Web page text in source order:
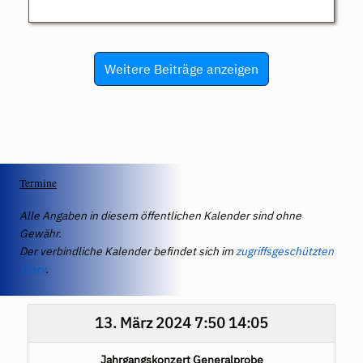
Weitere Beiträge anzeigen
Termine
Alle Angaben in diesem öffentlichen Kalender sind ohne
Gewähr.
Der verbindliche Kalender befindet sich imzugriffsgeschützten
IServ.
13. März 2024 7:50 14:05
Jahrgangskonzert Generalprobe